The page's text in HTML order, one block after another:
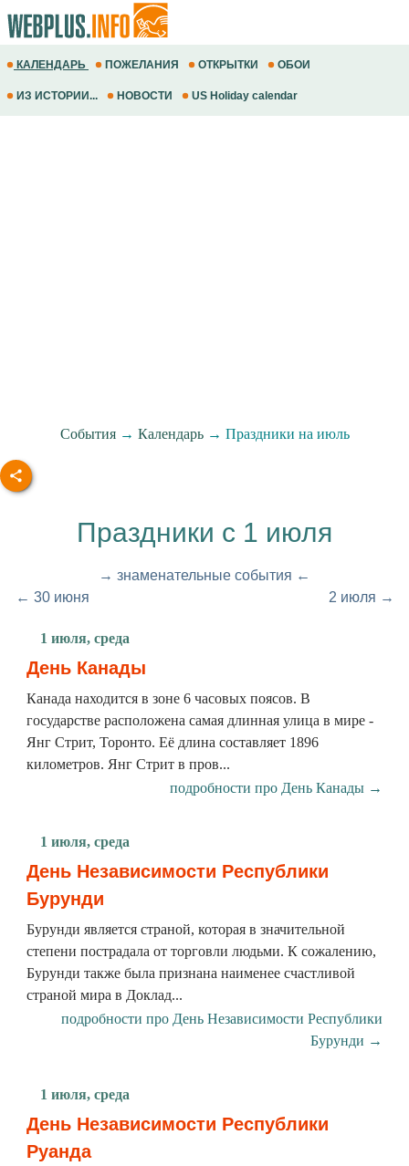
КАЛЕНДАРЬ ПОЖЕЛАНИЯ ОТКРЫТКИ ОБОИ
ИЗ ИСТОРИИ... НОВОСТИ US Holiday calendar
События→ Календарь→ Праздники на июль
Праздники с 1 июля
→ знаменательные события ←
← 30 июня
2 июля →
1 июля, среда
День Канады
Канада находится в зоне 6 часовых поясов. В
государстве расположена самая длинная улица в мире -
Янг Стрит, Торонто. Её длина составляет 1896
километров. Янг Стрит в пров...
подробности про День Канады →
1 июля, среда
День Независимости Республики
Бурунди
Бурунди является страной, которая в значительной
степени пострадала от торговли людьми. К сожалению,
Бурунди также была признана наименее счастливой
страной мира в Доклад...
подробности про День Независимости Республики
Бурунди →
1 июля, среда
День Независимости Республики
Руанда